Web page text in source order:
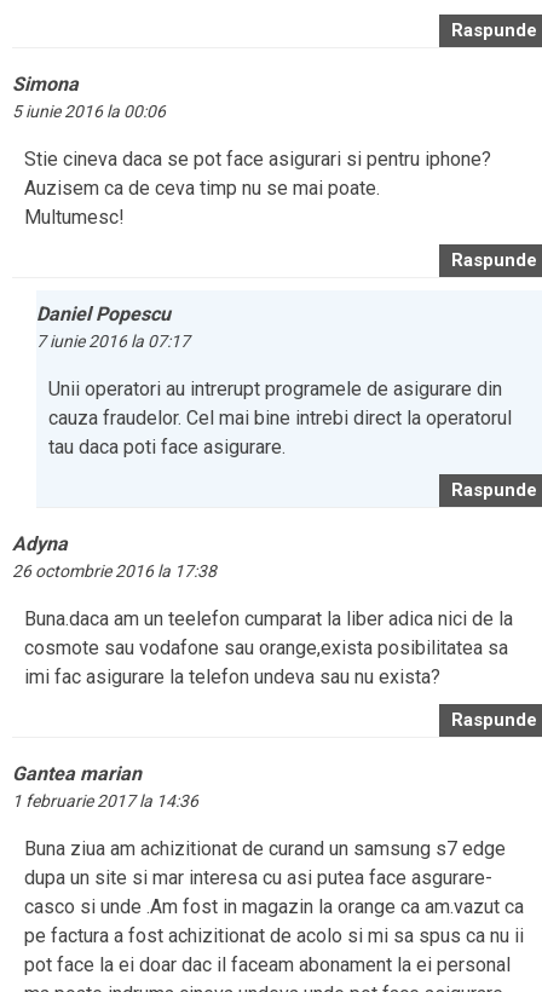
Raspunde
Simona
5 iunie 2016 la 00:06
Stie cineva daca se pot face asigurari si pentru iphone?
Auzisem ca de ceva timp nu se mai poate.
Multumesc!
Raspunde
Daniel Popescu
7 iunie 2016 la 07:17
Unii operatori au intrerupt programele de asigurare din
cauza fraudelor. Cel mai bine intrebi direct la operatorul
tau daca poti face asigurare.
Raspunde
Adyna
26 octombrie 2016 la 17:38
Buna.daca am un teelefon cumparat la liber adica nici de la
cosmote sau vodafone sau orange,exista posibilitatea sa
imi fac asigurare la telefon undeva sau nu exista?
Raspunde
Gantea marian
1 februarie 2017 la 14:36
Buna ziua am achizitionat de curand un samsung s7 edge
dupa un site si mar interesa cu asi putea face asgurare-
casco si unde .Am fost in magazin la orange ca am.vazut ca
pe factura a fost achizitionat de acolo si mi sa spus ca nu ii
pot face la ei doar dac il faceam abonament la ei personal